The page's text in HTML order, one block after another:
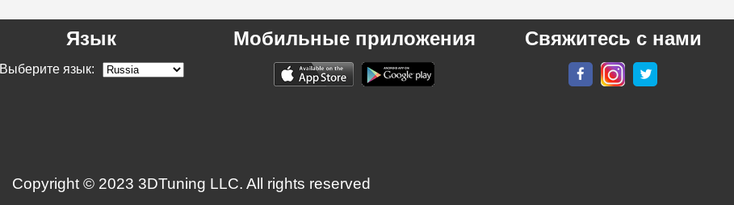
Язык
Выберите язык:
Мобильные приложения Свяжитесь с нами
Copyright © 2023 3DTuning LLC. All rights reserved